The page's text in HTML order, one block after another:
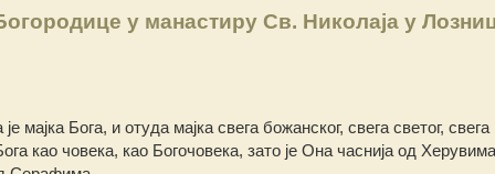
у манастиру Св. Николаја у
мајка Бога, и отуда мајка свега божанског, свега светог, свега
као човека, као Богочовека, зато је Она часнија од